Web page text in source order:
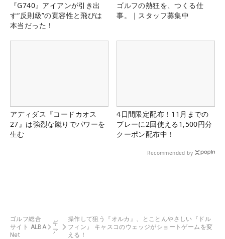
『G740』アイアンが引き出
す“反則級”の寛容性と飛びは
本当だった！
ゴルフの熱狂を、つくる仕
事。｜スタッフ募集中
アディダス『コードカオス
27』は強烈な蹴りでパワーを
生む
4日間限定配布！11月までの
プレーに2回使える1,500円分
クーポン配布中！
Recommended by
ゴルフ総合
サイト ALBA
Net
ギ
ア
操作して狙う『オルカ』、とことんやさしい『ドル
フィン』 キャスコのウェッジがショートゲームを変
える！